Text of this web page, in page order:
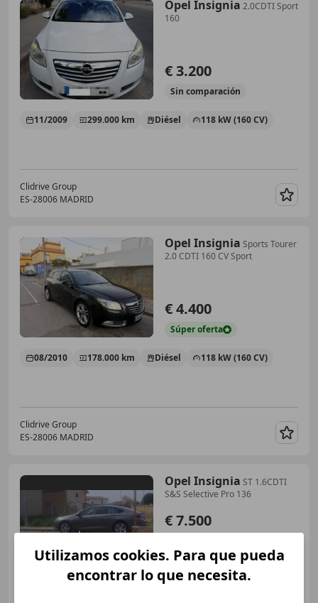
Opel Insignia 2.0CDTI Sport
160
€ 3.200
Sin comparación
11/2009 299.000 km Diésel 118 kW (160 CV)
Clidrive Group
ES-28006 MADRID
Opel Insignia Sports Tourer
2.0 CDTI 160 CV Sport
€ 4.400
Súperoferta
08/2010 178.000 km Diésel 118 kW (160 CV)
Clidrive Group
ES-28006 MADRID
Opel Insignia ST 1.6CDTI
S&S Selective Pro 136
€ 7.500
168.000 km 100 kW (136 CV)
Utilizamos cookies. Para que pueda
encontrar lo que necesita.